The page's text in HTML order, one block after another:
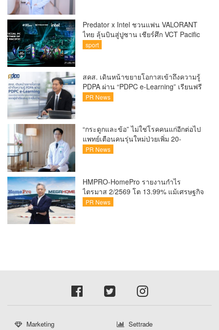
Predator x Intel ชวนแฟน VALORANT
ไทย ลุ้นบินสู่ปูซาน เชียร์ศึก VCT Pacific
Finals Busan ประเทศเกาหลีใต้ Predator
สุดพิเศษตลอดทัวร์นาเมนต์
sport
สคส. เดินหน้าขยายโอกาสเข้าถึงความรู้
PDPA ผ่าน “PDPC e-Learning” เรียนฟรี
ทุกที่ ทุกเวลา พร้อมประกาศนียบัตร ต่อย
แล้ว
PR News
“กระดูกและข้อ” ไม่ใช่โรคคนแก่อีกต่อไป
แพทย์เตือนคนรุ่นใหม่ป่วยเพิ่ม 20-
30% เสี่ยง ‘ข้อเข่าเสื่อมก่อนวัย’ จาก
PR News
HMPRO-HomePro รายงานกำไร
ไตรมาส 2/2569 โต 13.99% แม้เศรษฐกิจ
ผันผวนเดินหน้าขยายสาขา เสริมพอร์ต
PR News
Marketing Settrade